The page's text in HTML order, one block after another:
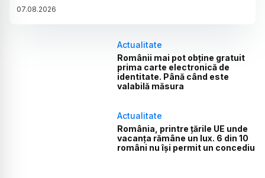
07.08.2026
Actualitate
Românii mai pot obține gratuit
prima carte electronică de
identitate. Până când este
valabilă măsura
Actualitate
România, printre țările UE unde
vacanța rămâne un lux. 6 din 10
români nu își permit un concediu